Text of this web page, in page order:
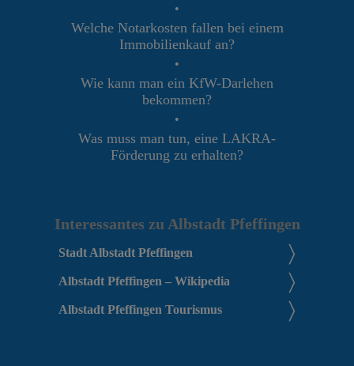
•
Welche Notarkosten fallen bei einem
Immobilienkauf an?
•
Wie kann man ein KfW-Darlehen
bekommen?
•
Was muss man tun, eine LAKRA-
Förderung zu erhalten?
Interessantes zu Albstadt Pfeffingen
Stadt Albstadt Pfeffingen
Albstadt Pfeffingen – Wikipedia
Albstadt Pfeffingen Tourismus